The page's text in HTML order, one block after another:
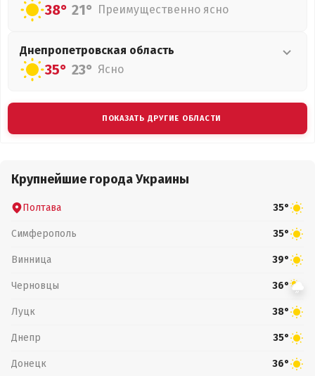
38° 21° Преимущественно ясно
Днепропетровская область
35° 23° Ясно
ПОКАЗАТЬ ДРУГИЕ ОБЛАСТИ
Крупнейшие города Украины
Полтава 35°
Симферополь 35°
Винница 39°
Черновцы 36°
Луцк 38°
Днепр 35°
Донецк 36°